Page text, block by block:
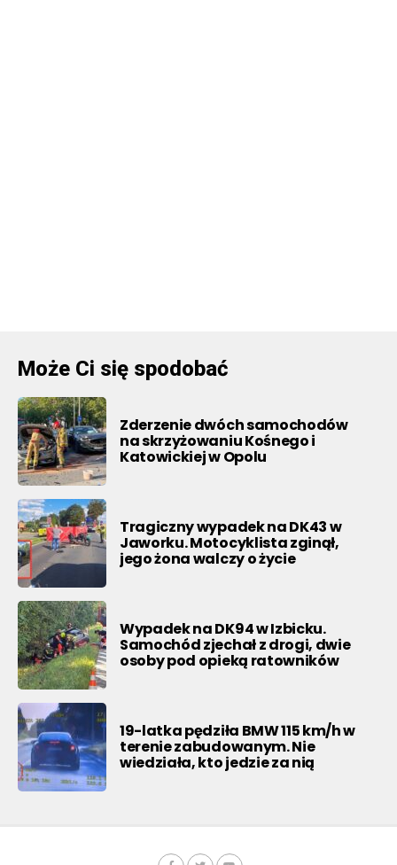
Może Ci się spodobać
Zderzenie dwóch samochodów
na skrzyżowaniu Kośnego i
Katowickiej w Opolu
Tragiczny wypadek na DK43 w
Jaworku. Motocyklista zginął,
jego żona walczy o życie
Wypadek na DK94 w Izbicku.
Samochód zjechał z drogi, dwie
osoby pod opieką ratowników
19-latka pędziła BMW 115 km/h w
terenie zabudowanym. Nie
wiedziała, kto jedzie za nią